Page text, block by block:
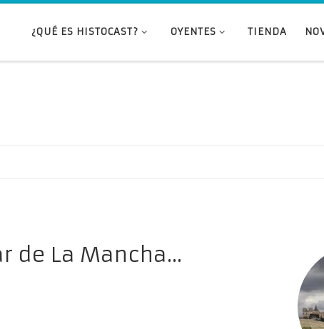
¿QUÉ ES HISTOCAST? OYENTES TIENDA
de La Mancha…